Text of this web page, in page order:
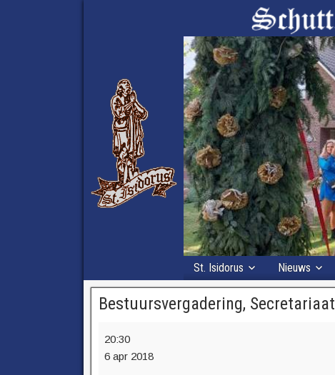
St. Isidorus Nieuws
Bestuursvergadering, Secretariaat
20:30
6 apr 2018